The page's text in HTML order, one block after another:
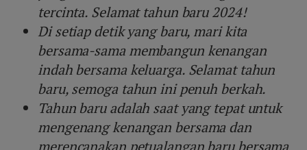
tercinta. Selamat tahun baru 2024!
Di setiap detik yang baru, mari kita
bersama-sama membangun kenangan
indah bersama keluarga. Selamat tahun
baru, semoga tahun ini penuh berkah.
Tahun baru adalah saat yang tepat untuk
mengenang kenangan bersama dan